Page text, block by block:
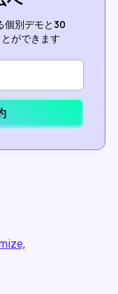
個別デモと30
ができます